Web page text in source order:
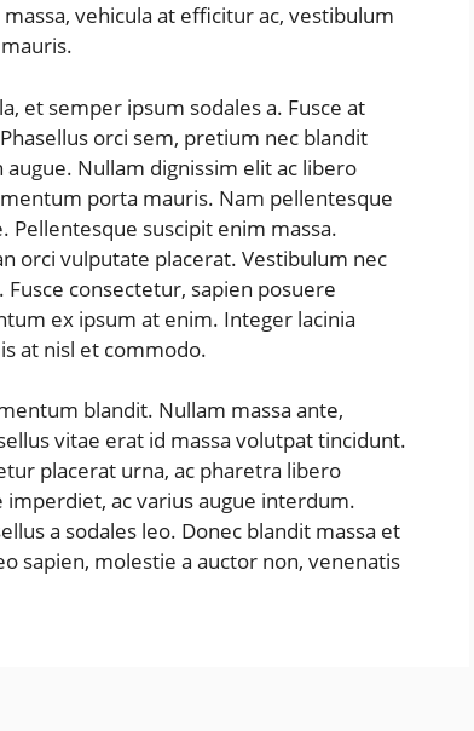
vehicula at efficitur ac, vestibulum
et semper ipsum sodales a. Fusce at
orci sem, pretium nec blandit
Nullam dignissim elit ac libero
porta mauris. Nam pellentesque
Pellentesque suscipit enim massa.
orci vulputate placerat. Vestibulum nec
consectetur, sapien posuere
ex ipsum at enim. Integer lacinia
at nisl et commodo.
blandit. Nullam massa ante,
vitae erat id massa volutpat tincidunt.
placerat urna, ac pharetra libero
ac varius augue interdum.
a sodales leo. Donec blandit massa et
sapien, molestie a auctor non, venenatis